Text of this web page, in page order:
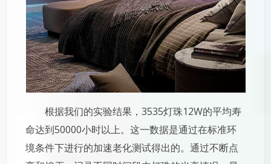
根据我们的实验结果，3535灯珠12W的平均寿
命达到50000小时以上。这一数据是通过在标准环
境条件下进行的加速老化测试得出的。通过不断点